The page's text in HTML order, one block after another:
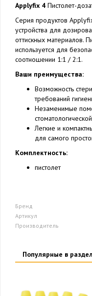
Applyfix 4 Пистолет-
Серия продуктов
устройства для
оттискных материалов.
используется для
соотношении 1:1 / 2:1.
Ваши преимущества:
Возможность
требований
Незаменимые
Легкие и
для самого
Комплектность:
пистолет
Бренд
Артикул
Производитель
Популярные в